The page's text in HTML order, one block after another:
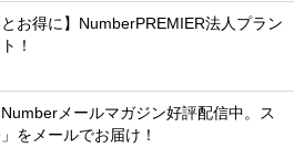
とお得に】NumberPREMIER法人プラン
！
Numberメールマガジン好評配信中。ス
をメールでお届け！